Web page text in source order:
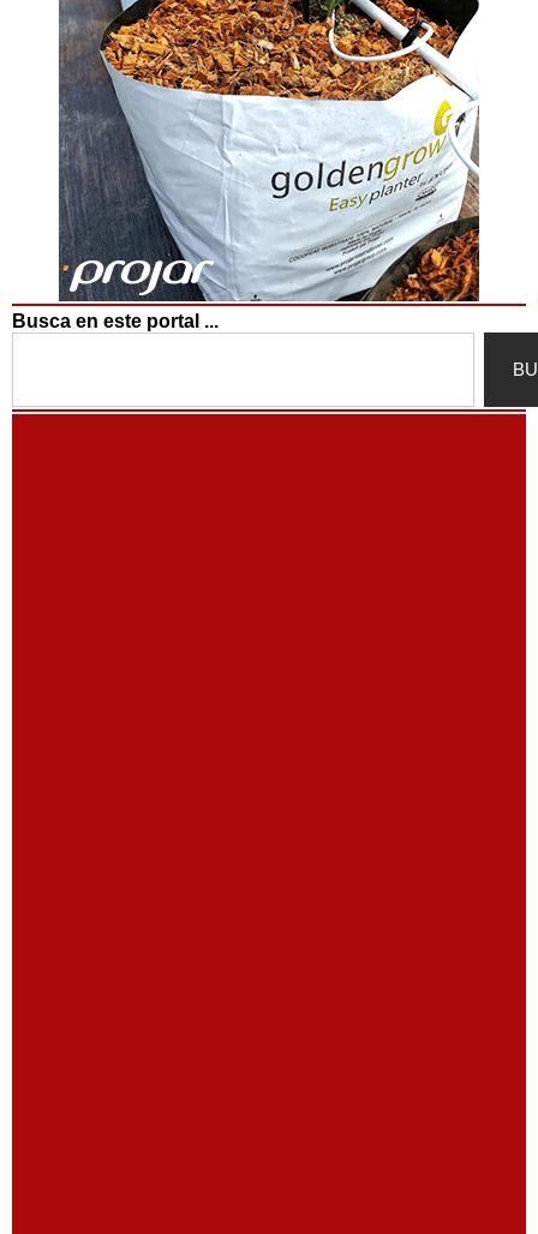
Busca en este portal ...